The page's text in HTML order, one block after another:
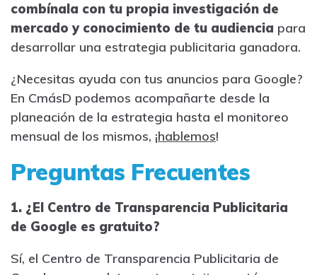
combínala con tu propia investigación de
mercado y conocimiento de tu audiencia para
desarrollar una estrategia publicitaria ganadora.
¿Necesitas ayuda con tus anuncios para Google?
En CmásD podemos acompañarte desde la
planeación de la estrategia hasta el monitoreo
mensual de los mismos, ¡hablemos!
Preguntas Frecuentes
1. ¿El Centro de Transparencia Publicitaria
de Google es gratuito?
Sí, el Centro de Transparencia Publicitaria de